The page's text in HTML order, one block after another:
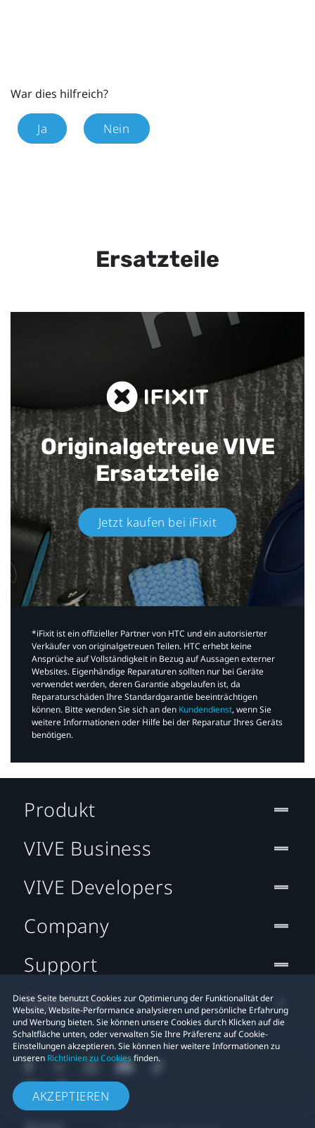
War dies hilfreich?
Ja Nein
Ersatzteile
Originalgetreue VIVE
Ersatzteile
Jetzt kaufen bei iFixit​
*iFixit ist ein offizieller Partner von HTC und ein autorisierter
Verkäufer von originalgetreuen Teilen. HTC erhebt keine
Ansprüche auf Vollständigkeit in Bezug auf Aussagen externer
Websites. Eigenhändige Reparaturen sollten nur bei Geräte
verwendet werden, deren Garantie abgelaufen ist, da
Reparaturschäden Ihre Standardgarantie beeinträchtigen
können. Bitte wenden Sie sich an den Kundendienst, wenn Sie
weitere Informationen oder Hilfe bei der Reparatur Ihres Geräts
benötigen.​
Diese Seite benutzt Cookies zur Optimierung der Funktionalität der
Website, Website-Performance analysieren und persönliche Erfahrung
und Werbung bieten. Sie können unsere Cookies durch Klicken auf die
Schaltfläche unten, oder verwalten Sie Ihre Präferenz auf Cookie-
Einstellungen akzeptieren. Sie können hier weitere Informationen zu
unseren Richtlinien zu Cookiesfinden.
AKZEPTIEREN
Produkt
VIVE Business
VIVE Developers
Company
Support
Standort